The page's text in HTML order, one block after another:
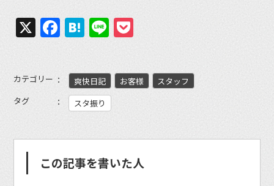
X Facebook
Hatena
Line
カテゴリー 爽快日記 お客様
スタッフ
タグ
スタ振り
この記事を書いた人